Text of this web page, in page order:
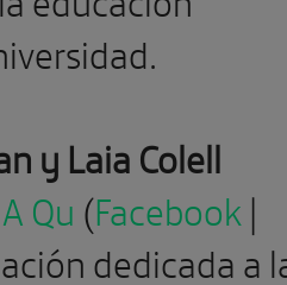
y Laia Colell
Qu (Facebook |
dedicada a